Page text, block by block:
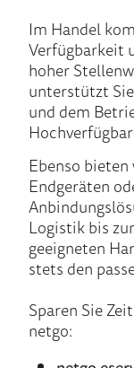
Im Handel
Verfügbarkeit
hoher
unterstützt
und dem
Ebenso
Endgeräten
Logistik bis
geeigneten
stets den
Sparen Sie
netgo: